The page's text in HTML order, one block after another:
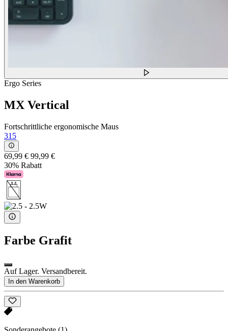
Ergo Series
MX Vertical
Fortschrittliche ergonomische Maus
315
69,99 € 99,99 €
30% Rabatt
Farbe Grafit
Auf Lager. Versandbereit.
In den Warenkorb